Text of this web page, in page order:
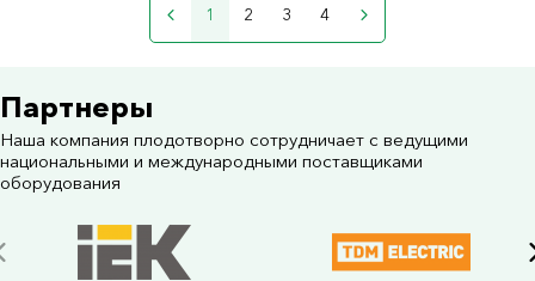
1 2 3 4
Партнеры
Наша компания плодотворно сотрудничает с ведущими
национальными и международными поставщиками
оборудования